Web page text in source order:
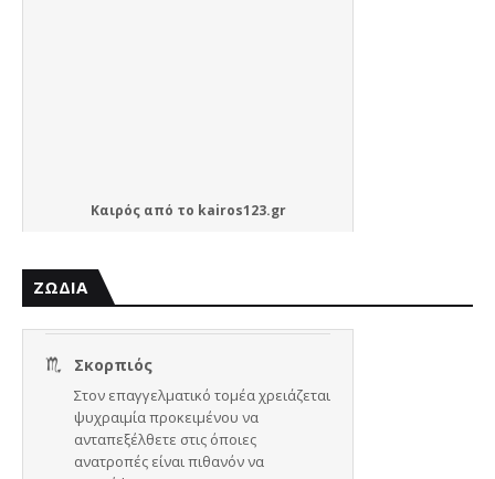
Καιρόςαπό το kairos123.gr
ΖΩΔΙΑ